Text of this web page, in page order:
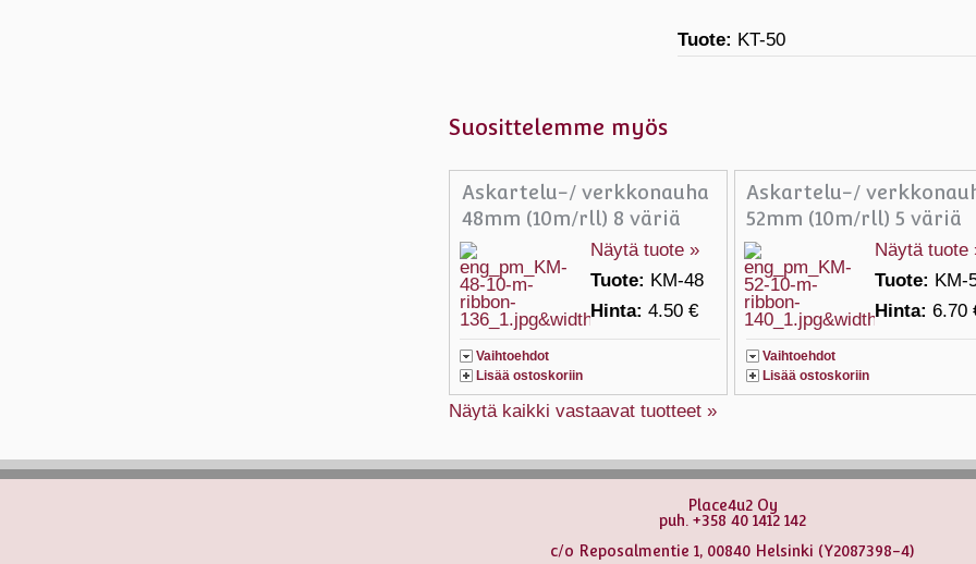
Tuote: KT-50
Suosittelemme myös
Askartelu-/ verkkonauha
48mm (10m/rll) 8 väriä
Näytä tuote »
Tuote: KM-48
Hinta: 4.50 €
Vaihtoehdot
Lisää ostoskoriin
Askartelu-/
52mm (10m/rll) 5 väriä
Näytä tuote
Tuote: KM-
Hinta:6.70
Vaihtoehdot
Lisää ostoskoriin
Näytä kaikki vastaavat tuotteet »
Place4u2 Oy
puh. +358 40 1412 142
c/o Reposalmentie 1, 00840 Helsinki (Y2087398-4)